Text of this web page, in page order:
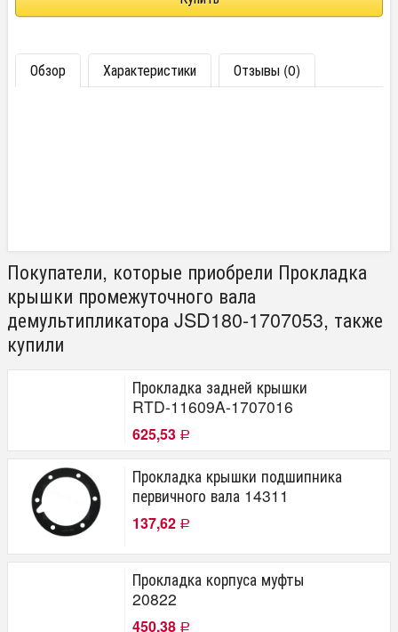
Обзор Характеристики Отзывы (0)
Покупатели, которые приобрели Прокладка
крышки промежуточного вала
демультипликатора JSD180-1707053, также
купили
Прокладка задней крышки
RTD-11609A-1707016
625,53 Р
Прокладка крышки подшипника
первичного вала 14311
137,62 Р
Прокладка корпуса муфты
20822
450,38 Р